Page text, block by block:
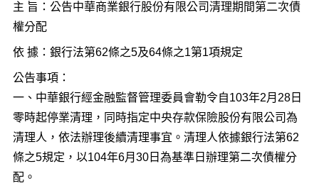
主 旨：公告中華商業銀行股份有限公司清理期間第二次債
權分配
依 據：銀行法第62條之5及64條之1第1項規定
公告事項：
一、中華銀行經金融監督管理委員會勒令自103年2月28日
零時起停業清理，同時指定中央存款保險股份有限公司為
清理人，依法辦理後續清理事宜。清理人依據銀行法第62
條之5規定，以104年6月30日為基準日辦理第二次債權分
配。